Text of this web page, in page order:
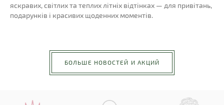
яскравих, світлих та теплих літніх відтінках — для привітань,
подарунків і красивих щоденних моментів.
БОЛЬШЕ НОВОСТЕЙ И АКЦИЙ